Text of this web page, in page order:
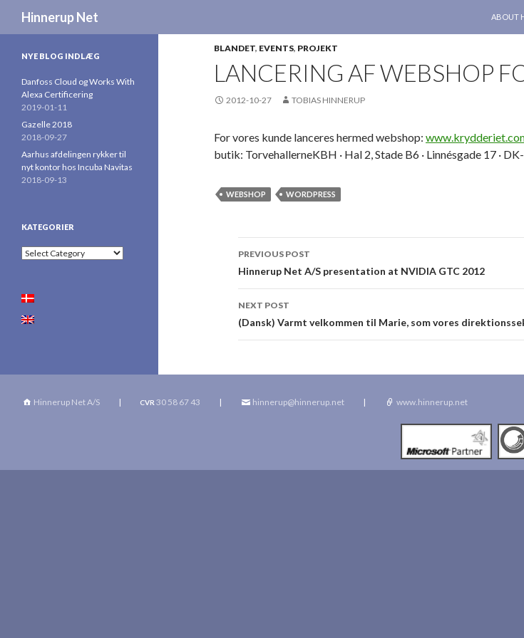
Hinnerup Net
ABOUT
BLANDET, EVENTS, PROJEKT
LANCERING AF WEBSHOP
2012-10-27 TOBIAS HINNERUP
For vores kunde lanceres hermed webshop:
butik: TorvehallerneKBH · Hal 2, Stade B6 · Linnésgade 17 ·
WEBSHOP WORDPRESS
Post
navigation
PREVIOUS POST
Hinnerup Net A/S presentation at NVIDIA GTC 2012
NEXT POST
(Dansk) Varmt velkommen til Marie, som vores
NYE BLOG INDLÆG
Danfoss Cloud og Works With
Alexa Certificering
2019-01-11
Gazelle 2018
2018-09-27
Aarhus afdelingen rykker til
nyt kontor hos Incuba Navitas
2018-09-13
KATEGORIER
Kategorier
Hinnerup Net A/S | CVR 30 58 67 43 | hinnerup@hinnerup.net | www.hinnerup.net